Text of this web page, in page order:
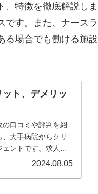
、特徴を徹底解説しま
です。また、ナースラ
る場合でも働ける施設
ト、デメリッ
口コミや評判を紹
大手病院からクリ
ントです。求人の
すので、まずは応募
2024.08.05